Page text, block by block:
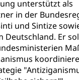
unterstützt als
in der
und Sintize
Deutschland. Er